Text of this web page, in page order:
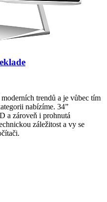
trendů a je vůbec tím
nabízíme. 34”
a zároveň i prohnutá
záležitost a vy se